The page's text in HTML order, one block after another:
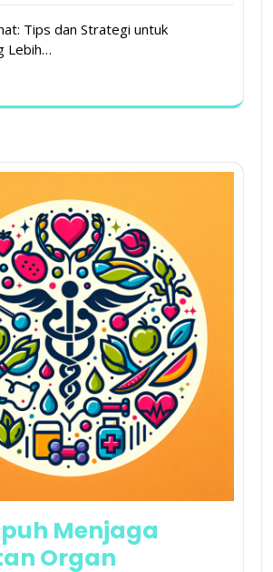
Tips dan Strategi untuk
Lebih…
Menjaga
Organ